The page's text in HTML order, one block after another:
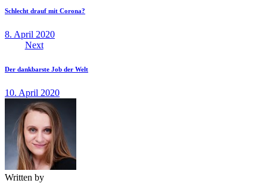
Schlecht drauf mit Corona?
8. April 2020
Next
Der dankbarste Job der Welt
10. April 2020
Written by